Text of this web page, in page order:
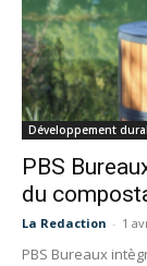
Développement
PBS
du
La Redaction - 1
PBS Bureaux